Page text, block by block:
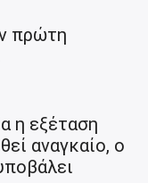
πρώτη
η εξέταση
αναγκαίο, ο